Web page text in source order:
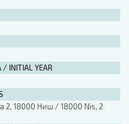
YEAR
2, 18000 Ниш / 18000 Nis, 2